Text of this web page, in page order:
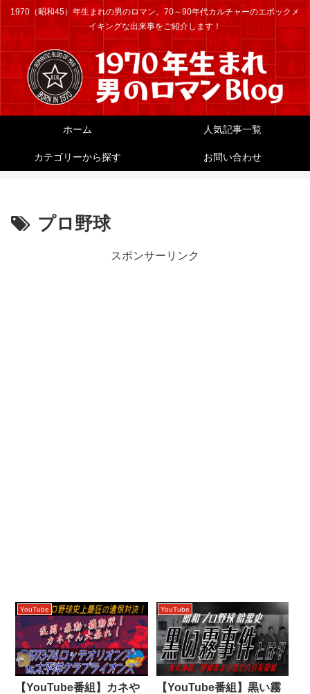
1970（昭和45）年生まれの男のロマン。70～90年代カルチャーのエポックメ
イキングな出来事をご紹介します！
ホーム 人気記事一覧
カテゴリーから探す お問い合わせ
プロ野球
スポンサーリンク
YouTube
【YouTube番組】カネや
YouTube
【YouTube番組】黒い霧